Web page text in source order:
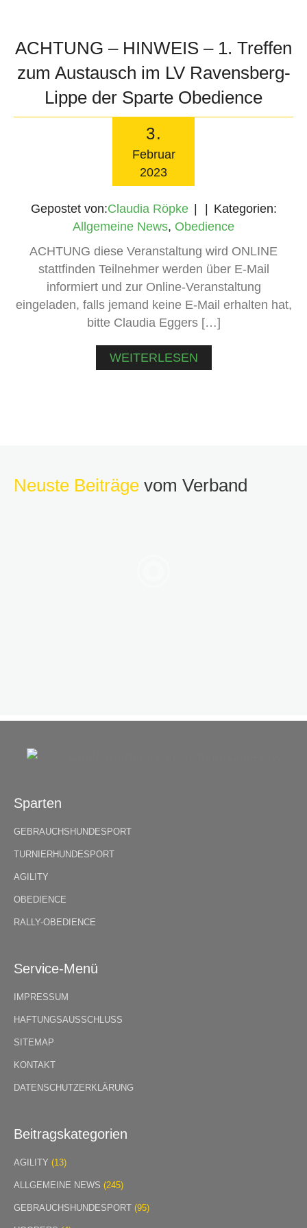
ACHTUNG – HINWEIS – 1. Treffen
zum Austausch im LV Ravensberg-
Lippe der Sparte Obedience
3.
Februar
2023
Gepostet von:Claudia Röpke
Kategorien:
Allgemeine News, Obedience
ACHTUNG diese Veranstaltung wird ONLINE
stattfinden Teilnehmer werden über E-Mail
informiert und zur Online-Veranstaltung
eingeladen, falls jemand keine E-Mail erhalten hat,
bitte Claudia Eggers […]
WEITERLESEN
Neuste Beiträge vom Verband
Sparten
GEBRAUCHSHUNDESPORT
TURNIERHUNDESPORT
AGILITY
OBEDIENCE
RALLY-OBEDIENCE
Service-Menü
IMPRESSUM
HAFTUNGSAUSSCHLUSS
SITEMAP
KONTAKT
DATENSCHUTZERKLÄRUNG
Beitragskategorien
AGILITY (13)
ALLGEMEINE NEWS (245)
GEBRAUCHSHUNDESPORT (95)